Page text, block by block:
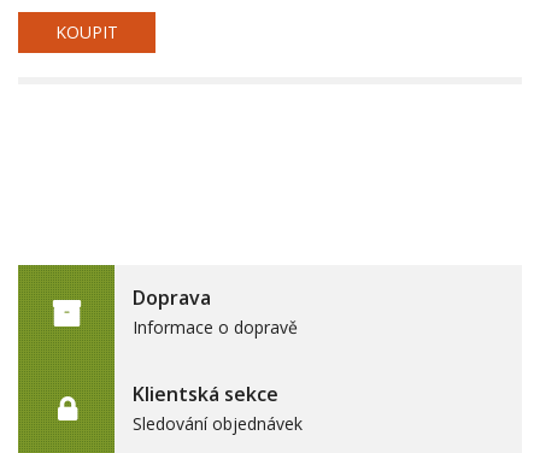
KOUPIT
Doprava
Informace o dopravě
Klientská sekce
Sledování objednávek